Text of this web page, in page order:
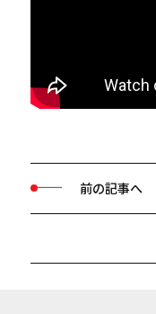
前の記事へ